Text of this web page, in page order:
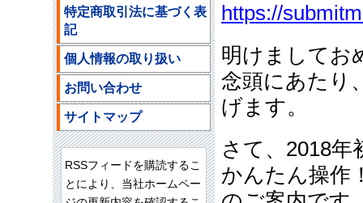
https://
明けましてお
念頭にあたり
げます。
さて、2018
かんたん操作
特定商取引法に基づく表
記
個人情報の取り扱い
お問い合わせ
サイトマップ
RSSフィードを購読するこ
とにより、当社ホームペー